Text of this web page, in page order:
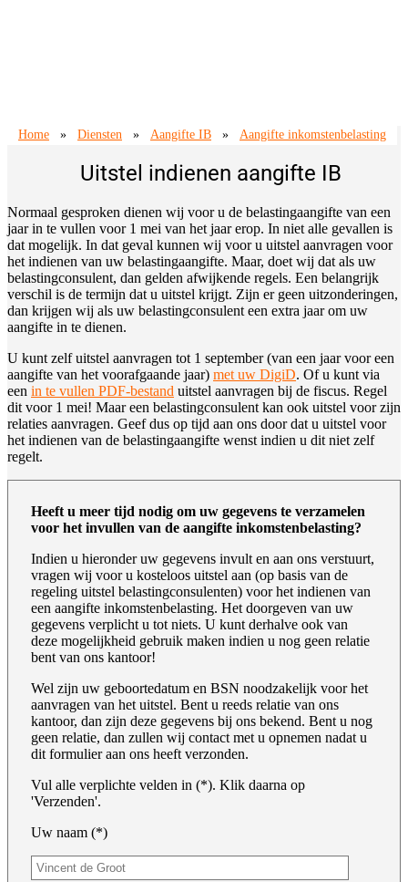
Home » Diensten » Aangifte IB » Aangifte inkomstenbelasting
Uitstel indienen aangifte IB
Normaal gesproken dienen wij voor u de belastingaangifte van een
jaar in te vullen voor 1 mei van het jaar erop. In niet alle gevallen is
dat mogelijk. In dat geval kunnen wij voor u uitstel aanvragen voor
het indienen van uw belastingaangifte. Maar, doet wij dat als uw
belastingconsulent, dan gelden afwijkende regels. Een belangrijk
verschil is de termijn dat u uitstel krijgt. Zijn er geen uitzonderingen,
dan krijgen wij als uw belastingconsulent een extra jaar om uw
aangifte in te dienen.
U kunt zelf uitstel aanvragen tot 1 september (van een jaar voor een
aangifte van het voorafgaande jaar) met uw DigiD. Of u kunt via
een in te vullen PDF-bestand uitstel aanvragen bij de fiscus. Regel
dit voor 1 mei! Maar een belastingconsulent kan ook uitstel voor zijn
relaties aanvragen. Geef dus op tijd aan ons door dat u uitstel voor
het indienen van de belastingaangifte wenst indien u dit niet zelf
regelt.
Heeft u meer tijd nodig om uw gegevens te verzamelen
voor het invullen van de aangifte inkomstenbelasting?
Indien u hieronder uw gegevens invult en aan ons verstuurt,
vragen wij voor u kosteloos uitstel aan (op basis van de
regeling uitstel belastingconsulenten) voor het indienen van
een aangifte inkomstenbelasting. Het doorgeven van uw
gegevens verplicht u tot niets. U kunt derhalve ook van
deze mogelijkheid gebruik maken indien u nog geen relatie
bent van ons kantoor!
Wel zijn uw geboortedatum en BSN noodzakelijk voor het
aanvragen van het uitstel. Bent u reeds relatie van ons
kantoor, dan zijn deze gegevens bij ons bekend. Bent u nog
geen relatie, dan zullen wij contact met u opnemen nadat u
dit formulier aan ons heeft verzonden.
Vul alle verplichte velden in (*). Klik daarna op
'Verzenden'.
Uw naam (*)